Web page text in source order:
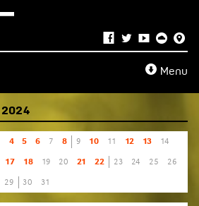
Menu
4 5 6 7 8 9 10 11 12 13 14
17 18 19 20 21 22 23 24 25 26
29 30 31